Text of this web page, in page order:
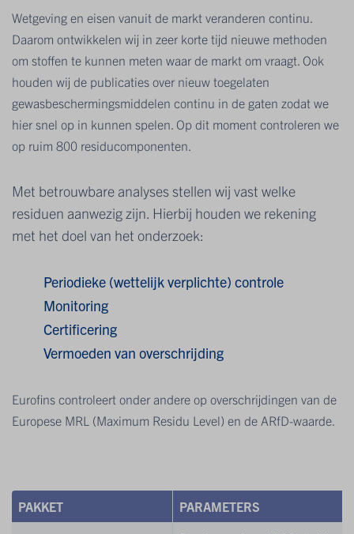
Wetgeving en eisen vanuit de markt veranderen continu.
Daarom ontwikkelen wij in zeer korte tijd nieuwe methoden
om stoffen te kunnen meten waar de markt om vraagt. Ook
houden wij de publicaties over nieuw toegelaten
gewasbeschermingsmiddelen continu in de gaten zodat we
hier snel op in kunnen spelen. Op dit moment controleren we
op ruim 800 residucomponenten.
Met betrouwbare analyses stellen wij vast welke
residuen aanwezig zijn. Hierbij houden we rekening
met het doel van het onderzoek:
Periodieke (wettelijk verplichte) controle
Monitoring
Certificering
Vermoeden van overschrijding
Eurofins controleert onder andere op overschrijdingen van de
Europese MRL (Maximum Residu Level) en de ARfD-waarde.
PAKKET PARAMETERS